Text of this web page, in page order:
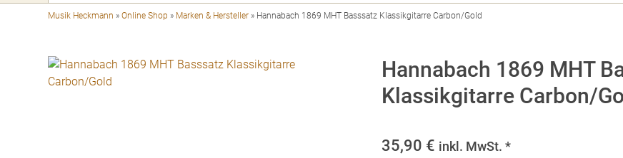
Musik Heckmann »Online Shop » Marken & Hersteller » Hannabach 1869 MHT Basssatz Klassikgitarre Carbon/Gold
Hannabach 1869 MHT
Klassikgitarre Carbon/
35,90 € inkl. MwSt. *